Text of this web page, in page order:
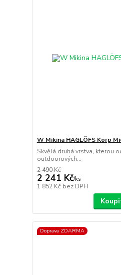
W Mikina HAGLÖFS Korp
Skvělá druhá vrstva, kterou
outdoorových...
2 490 Kč
2 241 Kč/ks
1 852 Kč bez DPH
Doprava ZDARMA